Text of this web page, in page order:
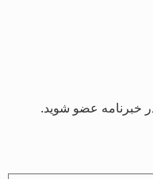
خبرنامه عضو شوید.